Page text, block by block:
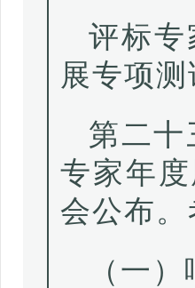
评标
展专项测
第二十
专家年
会公布
（一